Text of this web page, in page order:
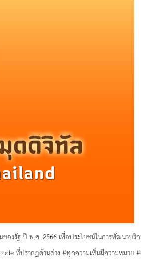
งรัฐ ปี พ.ศ. 2566 เพื่อประโยชน์ในการพัฒนาบ
ที่ปรากฏด้านล่าง #ทุกความเห็นมีความหมาย